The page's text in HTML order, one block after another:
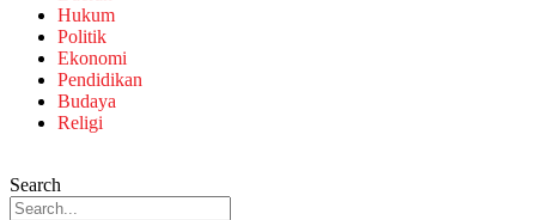
Hukum
Politik
Ekonomi
Pendidikan
Budaya
Religi
Search